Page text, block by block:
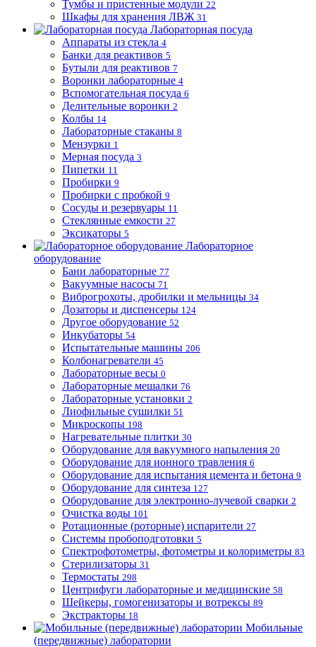
Тумбы и пристенные модули 22
Шкафы для хранения ЛВЖ 31
Лабораторная посуда
Аппараты из стекла 4
Банки для реактивов 5
Бутыли для реактивов 7
Воронки лабораторные 4
Вспомогательная посуда 6
Делительные воронки 2
Колбы 14
Лабораторные стаканы 8
Мензурки 1
Мерная посуда 3
Пипетки 11
Пробирки 9
Пробирки с пробкой 9
Сосуды и резервуары 11
Стеклянные емкости 27
Эксикаторы 5
Лабораторное
оборудование
Бани лабораторные 77
Вакуумные насосы 71
Виброгрохоты, дробилки и мельницы 34
Дозаторы и диспенсеры 124
Другое оборудование 52
Инкубаторы 54
Испытательные машины 206
Колбонагреватели 45
Лабораторные весы 0
Лабораторные мешалки 76
Лабораторные установки 2
Лиофильные сушилки 51
Микроскопы 198
Нагревательные плитки 30
Оборудование для вакуумного напыления 20
Оборудование для ионного травления 6
Оборудование для испытания цемента и бетона 9
Оборудование для синтеза 127
Оборудование для электронно-лучевой сварки 2
Очистка воды 101
Ротационные (роторные) испарители 27
Системы пробоподготовки 5
Спектрофотометры, фотометры и колориметры 83
Стерилизаторы 31
Термостаты 298
Центрифуги лабораторные и медицинские 58
Шейкеры, гомогенизаторы и вотрексы 89
Экстракторы 18
Мобильные
(передвижные) лаборатории